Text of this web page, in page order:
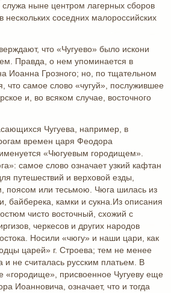
служа ныне центром лагерных сборов
нескольких соседних малороссийских
что «Чугуево» было искони
Правда, о нем упоминается в
Иоанна Грозного; но, по тщательном
что самое слово «чугуй», послужившее
и, во всяком случае, восточного
Чугуева, например, в
времен царя Феодора
«Чюгуевым городищем».
самое слово означает узкий кафтан
путешествий и верховой езды,
поясом или тесьмою. Чюга шилась из
байберека, камки и сукна.Из описания
чисто восточный, схожий с
черкесов и других народов
Носили «чюгу» и наши цари, как
царей» г. Строева; тем не менее
и не считалась русским платьем. В
«городище», присвоенное Чугуеву еще
Иоанновича, означает, что и тогда